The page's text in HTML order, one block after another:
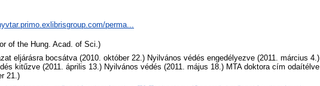
perma...
of the Hung. Acad. of Sci.)
eljárásra bocsátva (2010. október 22.) Nyilvános védés engedélyezve (2011. március 4.)
kitűzve (2011. április 13.) Nyilvános védés (2011. május 18.) MTA doktora cím odaítélve
21.)